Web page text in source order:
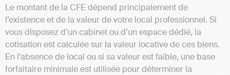
Le montant de la CFE dépend principalement de
l’existence et de la valeur de votre local professionnel. Si
vous disposez d’un cabinet ou d’un espace dédié, la
cotisation est calculée sur la valeur locative de ces biens.
En l’absence de local ou si sa valeur est faible, une base
forfaitaire minimale est utilisée pour déterminer la